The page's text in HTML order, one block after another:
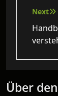
Next
Über